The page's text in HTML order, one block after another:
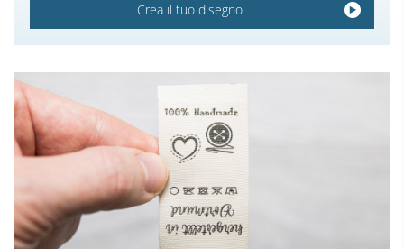
Crea il tuo disegno